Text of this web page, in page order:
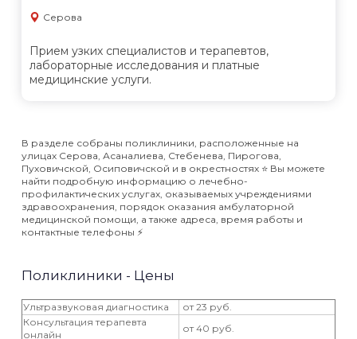
Серова
Прием узких специалистов и терапевтов,
лабораторные исследования и платные
медицинские услуги.
В разделе собраны поликлиники, расположенные на
улицах Серова, Асаналиева, Стебенева, Пирогова,
Пуховичской, Осиповичской и в окрестностях ⭐️ Вы можете
найти подробную информацию о лечебно-
профилактических услугах, оказываемых учреждениями
здравоохранения, порядок оказания амбулаторной
медицинской помощи, а также адреса, время работы и
контактные телефоны ⚡️
Поликлиники - Цены
Ультразвуковая диагностика
от 23 руб.
Консультация терапевта
онлайн
от 40 руб.